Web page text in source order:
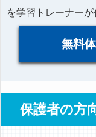
を学習トレーナーが
無料
保護者の方